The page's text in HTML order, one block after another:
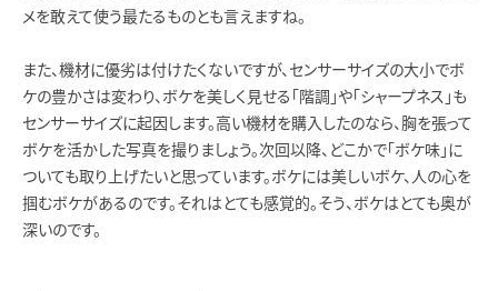
メを敢えて使う最たるものとも言えますね。
また、機材に優劣は付けたくないですが、センサーサイズの大小でボ
ケの豊かさは変わり、ボケを美しく見せる「階調」や「シャープネス」も
センサーサイズに起因します。高い機材を購入したのなら、胸を張って
ボケを活かした写真を撮りましょう。次回以降、どこかで「ボケ味」に
ついても取り上げたいと思っています。ボケには美しいボケ、人の心を
掴むボケがあるのです。それはとても感覚的。そう、ボケはとても奥が
深いのです。